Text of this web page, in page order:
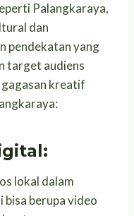
Palangkaraya,
dan
pendekatan yang
target audiens
kreatif
lokal dalam
bisa berupa video